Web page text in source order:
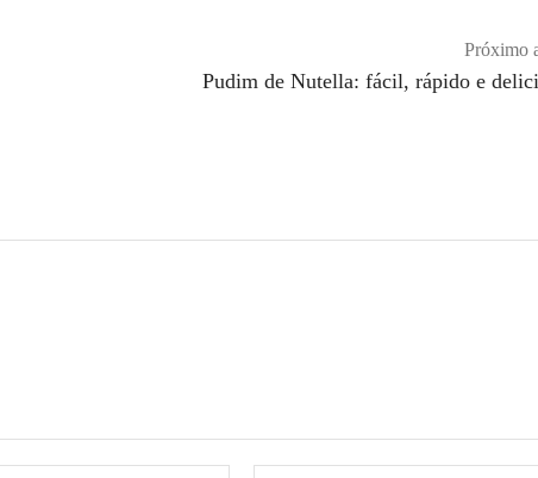
Próximo
Pudim de Nutella: fácil, rápido e